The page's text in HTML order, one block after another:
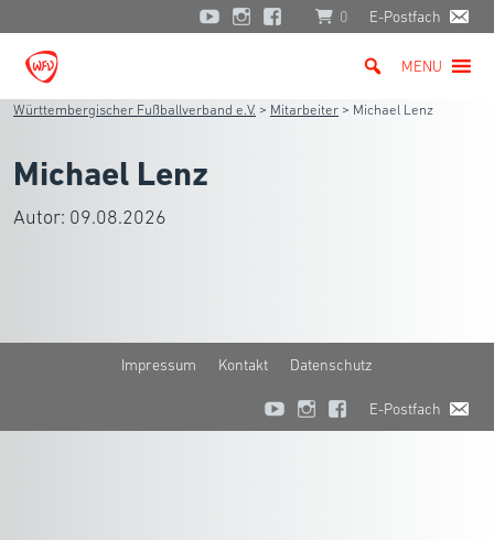
0 E-Postfach
MENU
Württembergischer Fußballverband e.V. > Mitarbeiter > Michael Lenz
Michael Lenz
Autor: 09.08.2026
Impressum Kontakt Datenschutz
E-Postfach